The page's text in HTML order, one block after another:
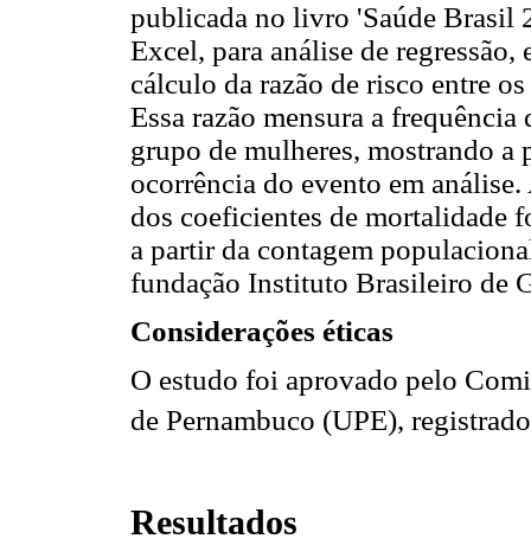
publicada no livro 'Saúde Brasil
Excel, para análise de
cálculo da razão de risco entre
Essa razão mensura a
grupo de mulheres, mostrando a
ocorrência do evento em
dos coeficientes de mortalidade
a partir da contagem
fundação Instituto Brasileiro de
Considerações éticas
O estudo foi aprovado pelo
de Pernambuco (UPE),
Resultados